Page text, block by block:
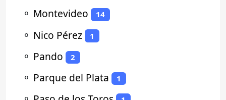
⚬ Montevideo 14
⚬ Nico Pérez 1
⚬ Pando 2
⚬ Parque del Plata 1